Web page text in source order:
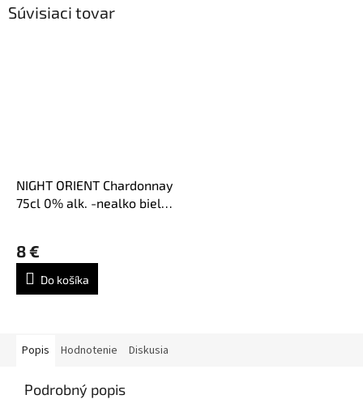
Súvisiaci tovar
NIGHT ORIENT Chardonnay
75cl 0% alk. -nealko biele
8 €
Do košíka
Popis Hodnotenie Diskusia
Podrobný popis